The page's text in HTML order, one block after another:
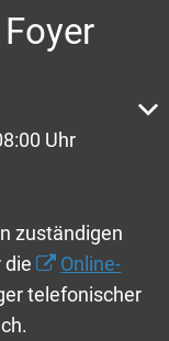
Uhr
zuständigen
die
Online-
telefonischer